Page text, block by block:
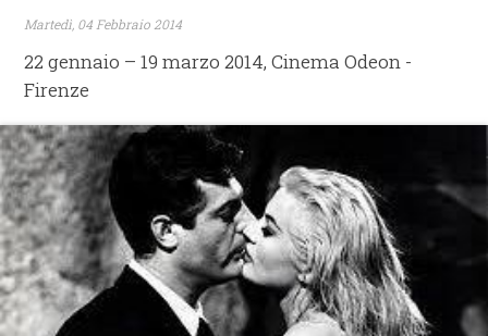
Martedì, 04 Febbraio 2014
22 gennaio – 19 marzo 2014, Cinema Odeon -
Firenze